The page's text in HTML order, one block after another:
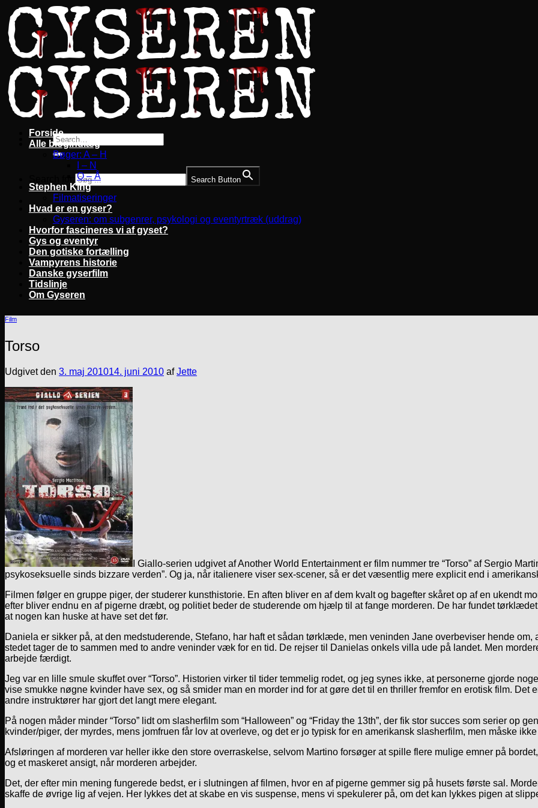
Fortsæt
til
indhold
Search Button
Forside
Alle blogindlæg
Bøger: A – H
I – N
O – Å
Stephen King
Filmatiseringer
Hvad er en gyser?
Gyseren: om subgenrer, psykologi og eventyrtræk (uddrag)
Hvorfor fascineres vi af gyset?
Gys og eventyr
Den gotiske fortælling
Vampyrens historie
Danske gyserfilm
Tidslinje
Om Gyseren
Film
Torso
Udgivet den 3. maj 201014. juni 2010 afJette
I Giallo-serien udgivet af Another World Entertainment er film nummer tre “Torso” af Sergio
psykoseksuelle sinds bizzare verden”. Og ja, når italienere viser sex-scener, så er det væsentlig mere explicit end i
Filmen følger en gruppe piger, der studerer kunsthistorie. En aften bliver en af dem kvalt og bagefter skåret op af en ukendt
efter bliver endnu en af pigerne dræbt, og politiet beder de studerende om hjælp til at fange morderen. De har fundet
at nogen kan huske at have set det før.
Daniela er sikker på, at den medstuderende, Stefano, har haft et sådan tørklæde, men veninden Jane overbeviser hende om,
stedet tager de to sammen med to andre veninder væk for en tid. De rejser til Danielas onkels villa ude på landet. Men
arbejde færdigt.
Jeg var en lille smule skuffet over “Torso”. Historien virker til tider temmelig rodet, og jeg synes ikke, at personerne gjorde
vise smukke nøgne kvinder have sex, og så smider man en morder ind for at gøre det til en thriller fremfor en erotisk film.
andre instruktører har gjort det langt mere elegant.
På nogen måder minder “Torso” lidt om slasherfilm som “Halloween” og “Friday the 13th”, der fik stor succes som serier op
kvinder/piger, der myrdes, mens jomfruen får lov at overleve, og det er jo typisk for en amerikansk slasherfilm, men måske
Afsløringen af morderen var heller ikke den store overraskelse, selvom Martino forsøger at spille flere mulige emner på
og et maskeret ansigt, når morderen arbejder.
Det, der efter min mening fungerede bedst, er i slutningen af filmen, hvor en af pigerne gemmer sig på husets første sal.
skaffe de øvrige lig af vejen. Her lykkes det at skabe en vis suspense, mens vi spekulerer på, om det kan lykkes pigen at